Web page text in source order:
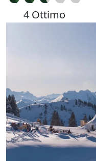
4 Ottimo